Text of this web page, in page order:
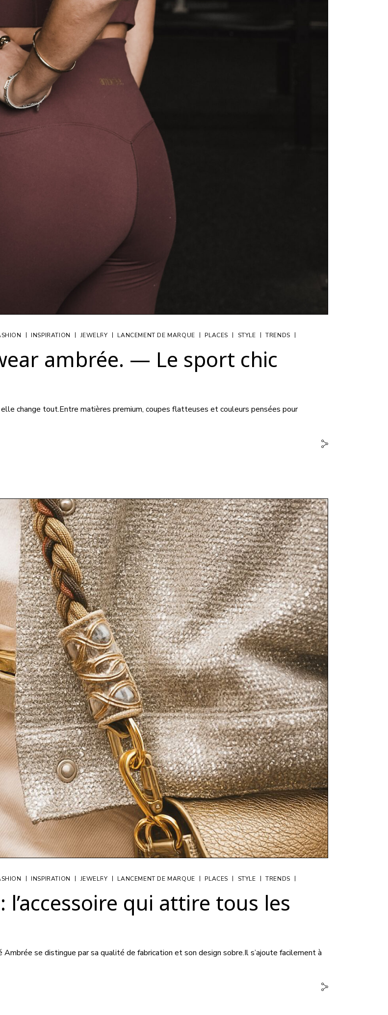
| INSPIRATION | JEWELRY | LANCEMENT DE MARQUE | PLACES | STYLE | TRENDS
|
ambrée. — Le sport chic
change tout.Entre matières premium, coupes flatteuses et couleurs pensées pour
| INSPIRATION | JEWELRY | LANCEMENT DE MARQUE | PLACES | STYLE | TRENDS
|
qui attire tous les
se distingue par sa qualité de fabrication et son design sobre.Il s’ajoute facilement à